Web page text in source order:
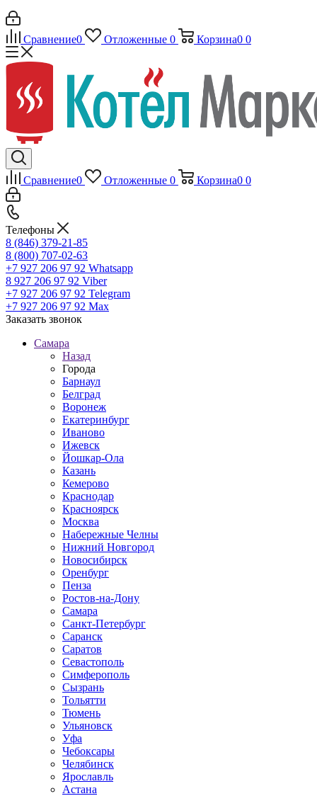
Сравнение0 Отложенные 0 Корзина0 0
Сравнение0 Отложенные 0 Корзина0 0
Телефоны
8 (846) 379-21-85
8 (800) 707-02-63
+7 927 206 97 92 Whatsapp
8 927 206 97 92 Viber
+7 927 206 97 92 Telegram
+7 927 206 97 92 Max
Заказать звонок
Самара
Назад
Города
Барнаул
Белград
Воронеж
Екатеринбург
Иваново
Ижевск
Йошкар-Ола
Казань
Кемерово
Краснодар
Красноярск
Москва
Набережные Челны
Нижний Новгород
Новосибирск
Оренбург
Пенза
Ростов-на-Дону
Самара
Санкт-Петербург
Саранск
Саратов
Севастополь
Симферополь
Сызрань
Тольятти
Тюмень
Ульяновск
Уфа
Чебоксары
Челябинск
Ярославль
Астана